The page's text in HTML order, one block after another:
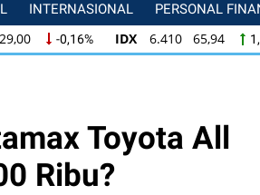
INTERNASIONAL PERSONAL
-0,16% IDX 6.410 65,94 1,04%
-0,16% IDX 6.410 65,94 1,04%
Toyota All
Ribu?